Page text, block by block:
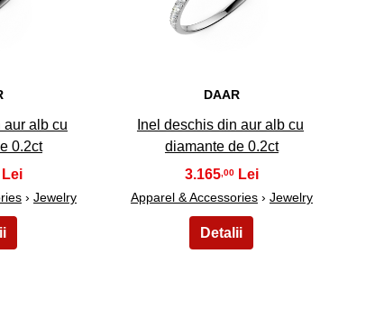
aur alb cu
0.2ct
› Jewelry
DAAR
Inel deschis din aur alb cu
diamante de 0.2ct
3.165,00
Apparel & Accessories› Jewelry